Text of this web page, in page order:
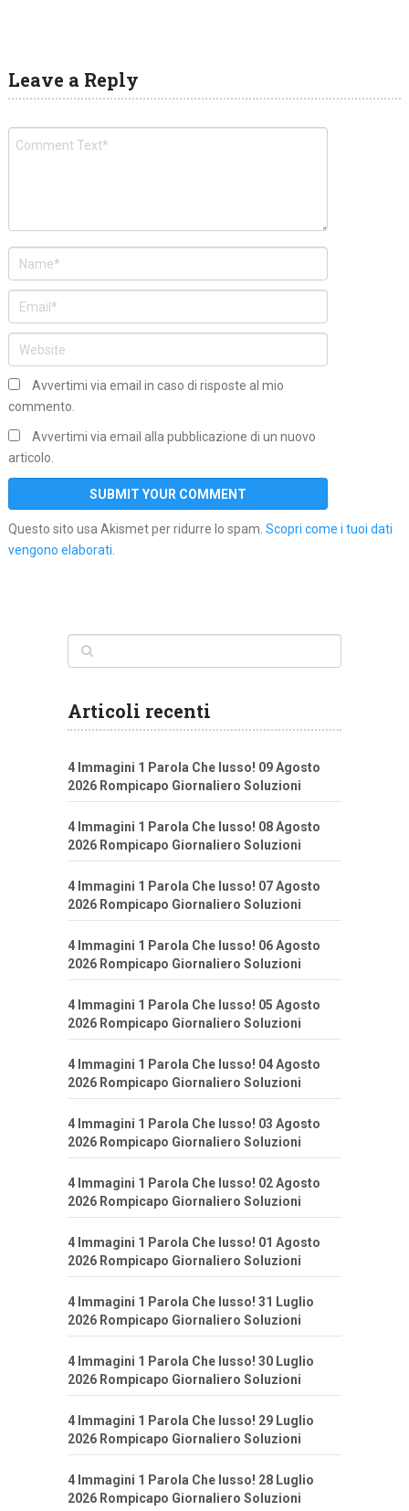
Leave a Reply
Avvertimi via email in caso di risposte al mio
commento.
Avvertimi via email alla pubblicazione di un nuovo
articolo.
Questo sito usa Akismet per ridurre lo spam. Scopri come i tuoi dati
vengono elaborati.
Articoli recenti
4 Immagini 1 Parola Che lusso! 09 Agosto
2026 Rompicapo Giornaliero Soluzioni
4 Immagini 1 Parola Che lusso! 08 Agosto
2026 Rompicapo Giornaliero Soluzioni
4 Immagini 1 Parola Che lusso! 07 Agosto
2026 Rompicapo Giornaliero Soluzioni
4 Immagini 1 Parola Che lusso! 06 Agosto
2026 Rompicapo Giornaliero Soluzioni
4 Immagini 1 Parola Che lusso! 05 Agosto
2026 Rompicapo Giornaliero Soluzioni
4 Immagini 1 Parola Che lusso! 04 Agosto
2026 Rompicapo Giornaliero Soluzioni
4 Immagini 1 Parola Che lusso! 03 Agosto
2026 Rompicapo Giornaliero Soluzioni
4 Immagini 1 Parola Che lusso! 02 Agosto
2026 Rompicapo Giornaliero Soluzioni
4 Immagini 1 Parola Che lusso! 01 Agosto
2026 Rompicapo Giornaliero Soluzioni
4 Immagini 1 Parola Che lusso! 31 Luglio
2026 Rompicapo Giornaliero Soluzioni
4 Immagini 1 Parola Che lusso! 30 Luglio
2026 Rompicapo Giornaliero Soluzioni
4 Immagini 1 Parola Che lusso! 29 Luglio
2026 Rompicapo Giornaliero Soluzioni
4 Immagini 1 Parola Che lusso! 28 Luglio
2026 Rompicapo Giornaliero Soluzioni